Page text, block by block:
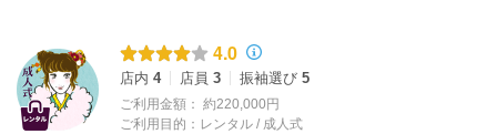
4.0
店内 4 店員 3 振袖選び 5
ご利用金額： 約220,000円
ご利用目的： レンタル / 成人式